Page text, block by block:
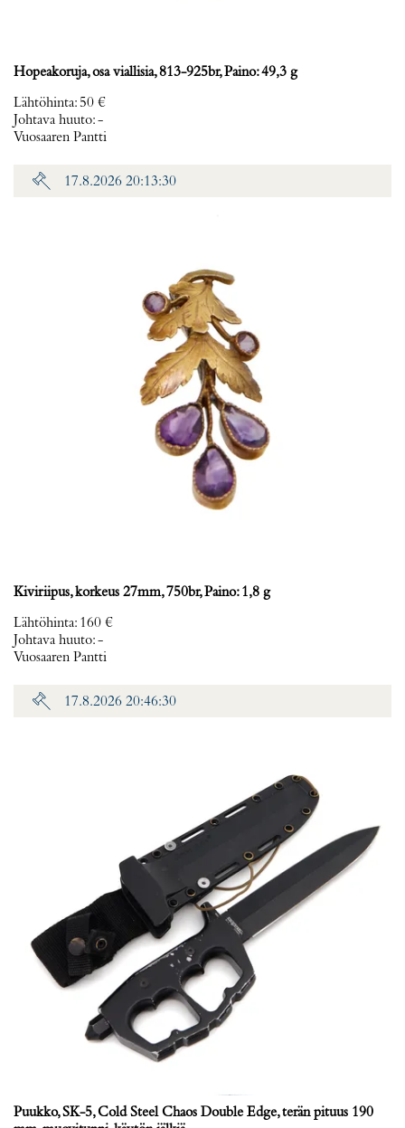
Hopeakoruja, osa viallisia, 813-925br, Paino: 49,3 g
Lähtöhinta: 50 €
Johtava huuto:-
Vuosaaren Pantti
17.8.2026 20:13:30
Kiviriipus, korkeus 27mm, 750br, Paino: 1,8 g
Lähtöhinta: 160 €
Johtava huuto:-
Vuosaaren Pantti
17.8.2026 20:46:30
Puukko, SK-5, Cold Steel Chaos Double Edge, terän pituus 190